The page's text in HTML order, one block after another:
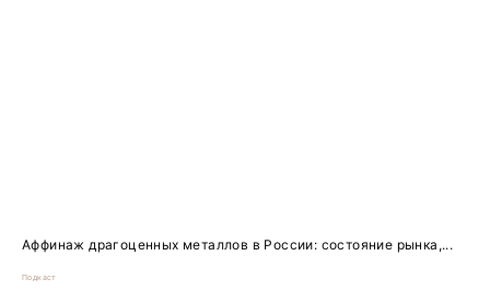
Аффинаж драгоценных металлов в России: состояние рынка,...
Подкаст